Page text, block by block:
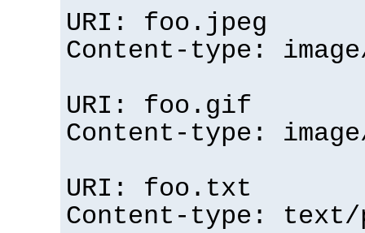
URI: foo.jpeg
Content-type:
URI: foo.gif
Content-type:
URI: foo.txt
Content-type: